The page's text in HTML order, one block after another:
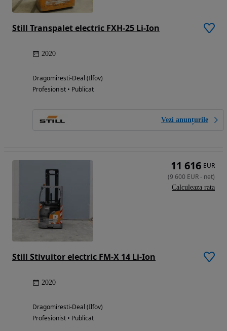
Still Transpalet electric FXH-25 Li-Ion
2020
Dragomiresti-Deal (Ilfov)
Profesionist • Publicat
Vezi anunțurile
Still Stivuitor electric FM-X 14 Li-Ion
2020
Dragomiresti-Deal (Ilfov)
Profesionist • Publicat
11 616 EUR
(9 600 EUR- net)
Calculeaza rata